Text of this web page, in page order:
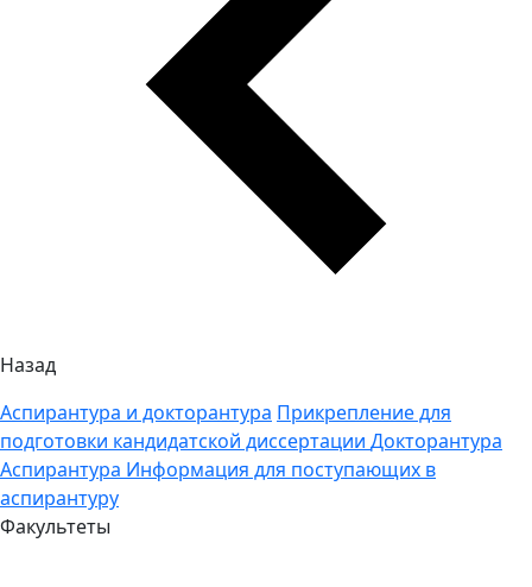
Назад
Аспирантура и докторантура Прикрепление для
подготовки кандидатской диссертации Докторантура
Аспирантура Информация для поступающих в
аспирантуру
Факультеты